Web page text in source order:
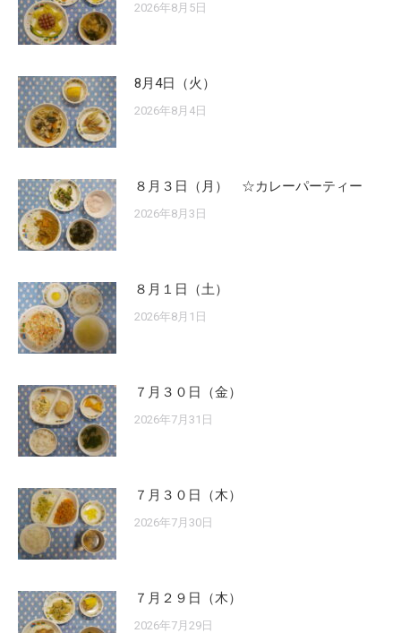
2026年8月5日
8月4日（火）
2026年8月4日
８月３日（月） ☆カレーパーティー
2026年8月3日
８月１日（土）
2026年8月1日
７月３０日（金）
2026年7月31日
７月３０日（木）
2026年7月30日
７月２９日（木）
2026年7月29日